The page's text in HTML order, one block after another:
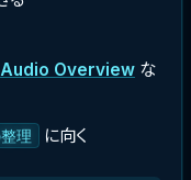
Audio Overviewな
理 に向く